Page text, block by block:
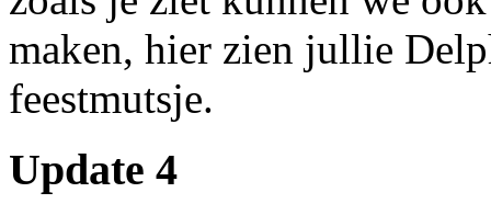
maken, hier zien jullie
feestmutsje.
Update 4